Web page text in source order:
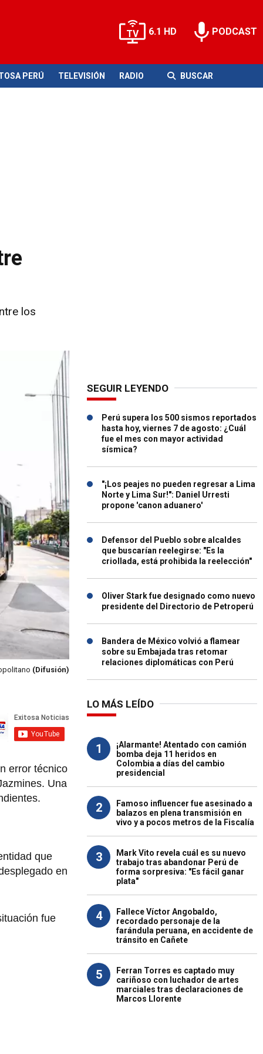
6.1 HD PODCAST
PERÚ TELEVISIÓN RADIO BUSCAR
los
(Difusión)
error técnico
Una
que
en
fue
SEGUIR LEYENDO
Perú supera los 500 sismos reportados
hasta hoy, viernes 7 de agosto: ¿Cuál
fue el mes con mayor actividad
sísmica?
"¡Los peajes no pueden regresar a Lima
Norte y Lima Sur!": Daniel Urresti
propone 'canon aduanero'
Defensor del Pueblo sobre alcaldes
que buscarían reelegirse: "Es la
criollada, está prohibida la reelección"
Oliver Stark fue designado como nuevo
presidente del Directorio de Petroperú
Bandera de México volvió a flamear
sobre su Embajada tras retomar
relaciones diplomáticas con Perú
LO MÁS LEÍDO
1
¡Alarmante! Atentado con camión
bomba deja 11 heridos en
Colombia a días del cambio
presidencial
2
Famoso influencer fue asesinado a
balazos en plena transmisión en
vivo y a pocos metros de la Fiscalía
3
Mark Vito revela cuál es su nuevo
trabajo tras abandonar Perú de
forma sorpresiva: "Es fácil ganar
plata"
4
Fallece Víctor Angobaldo,
recordado personaje de la
farándula peruana, en accidente de
tránsito en Cañete
5
Ferran Torres es captado muy
cariñoso con luchador de artes
marciales tras declaraciones de
Marcos Llorente